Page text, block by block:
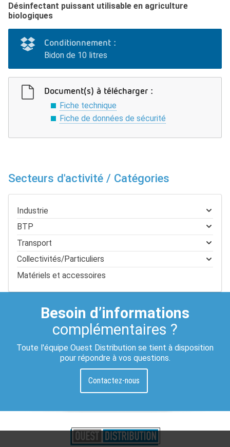
Désinfectant puissant utilisable en agriculture
biologiques
Conditionnement :
Bidon de 10 litres
Document(s) à télécharger :
Fiche technique
Fiche de données de sécurité
Secteurs d'activité / Catégories
Industrie
BTP
Transport
Collectivités/Particuliers
Matériels et accessoires
Besoin d’informations
complémentaires ?
Toute l'équipe Ouest Distribution se tient à disposition
pour répondre à vos questions.
Contactez-nous